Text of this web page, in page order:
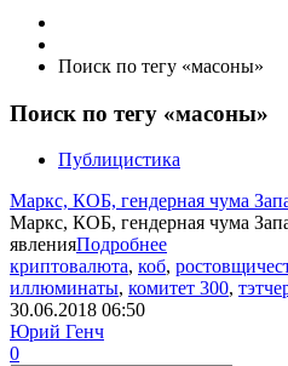
Поиск по тегу «масоны»
Поиск по тегу «масоны»
Публицистика
Маркс, КОБ, гендерная чума
Маркс, КОБ, гендерная чума
явленияПодробнее
криптовалюта, коб,
иллюминаты, комитет 300,
30.06.2018 06:50
Юрий Генч
0